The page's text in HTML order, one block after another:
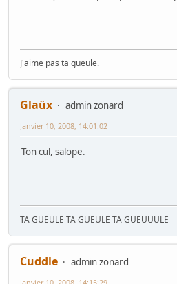
J'aime pas ta gueule.
Glaüx
admin zonard
Janvier 10, 2008, 14:01:02
Ton cul, salope.
TA GUEULE TA GUEULE TA GUEUUULE
Cuddle
admin zonard
Janvier 10, 2008, 14:15:29